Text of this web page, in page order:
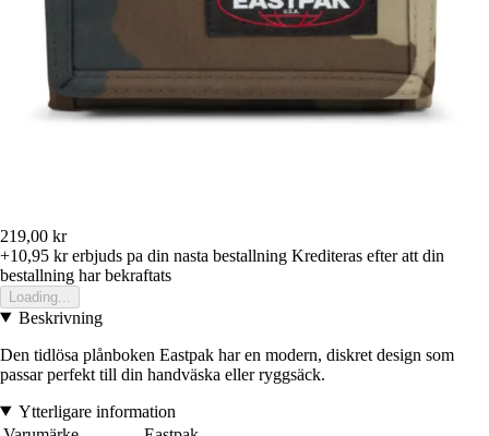
219,00 kr
+10,95 krerbjuds pa din nasta bestallning Krediteras efter att din
bestallning har bekraftats
Loading...
Beskrivning
Den tidlösa plånboken Eastpak har en modern, diskret design som
passar perfekt till din handväska eller ryggsäck.
Ytterligare information